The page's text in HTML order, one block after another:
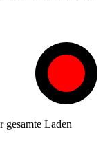
gesamte Laden